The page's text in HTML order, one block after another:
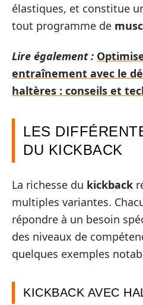
élastiques, et constitue
tout programme de
Lire également :
entraînement avec le
haltères : conseils et
LES
DU KICKBACK
La richesse du kickback
multiples variantes.
répondre à un besoin
des niveaux de
quelques exemples
KICKBACK AVEC